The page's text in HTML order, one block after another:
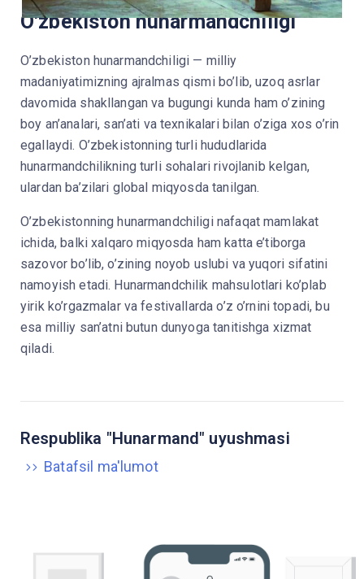
O'zbekiston hunarmandchiligi
O’zbekiston hunarmandchiligi — milliy
madaniyatimizning ajralmas qismi bo’lib, uzoq asrlar
davomida shakllangan va bugungi kunda ham o’zining
boy an’analari, san’ati va texnikalari bilan o’ziga xos o’rin
egallaydi. O’zbekistonning turli hududlarida
hunarmandchilikning turli sohalari rivojlanib kelgan,
ulardan ba’zilari global miqyosda tanilgan.
O’zbekistonning hunarmandchiligi nafaqat mamlakat
ichida, balki xalqaro miqyosda ham katta e’tiborga
sazovor bo’lib, o’zining noyob uslubi va yuqori sifatini
namoyish etadi. Hunarmandchilik mahsulotlari ko’plab
yirik ko’rgazmalar va festivallarda o’z o’rnini topadi, bu
esa milliy san’atni butun dunyoga tanitishga xizmat
qiladi.
Respublika "Hunarmand" uyushmasi
Batafsil ma'lumot